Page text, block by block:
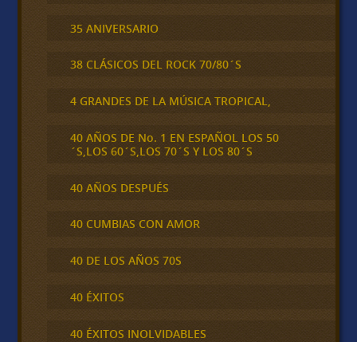
35 ANIVERSARIO
38 CLÁSICOS DEL ROCK 70/80´S
4 GRANDES DE LA MÚSICA TROPICAL,
40 AÑOS DE No. 1 EN ESPAÑOL LOS 50
´S,LOS 60´S,LOS 70´S Y LOS 80´S
40 AÑOS DESPUÉS
40 CUMBIAS CON AMOR
40 DE LOS AÑOS 70S
40 ÉXITOS
40 ÉXITOS INOLVIDABLES